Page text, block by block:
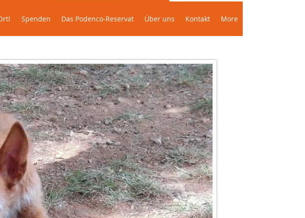
de PHF Quién ? Servicio
Spenden Das Podenco-Reservat Über uns Kontakt More